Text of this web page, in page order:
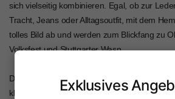
sich vielseitig kombinieren. Egal, ob zur
Tracht, Jeans oder Alltagsoutfit, mit dem
tolles Bild ab und werden zum Blickfang zu
Volksfest und Stuttgarter Wasn.
Das hochwertig verarbeitete Slimfit Hemd ist
kleinen Kreuzen gefertigt und sehr
Exklusives